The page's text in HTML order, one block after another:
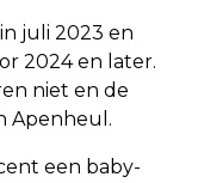
juli 2023 en
2024 en later.
niet en de
Apenheul.
een baby-